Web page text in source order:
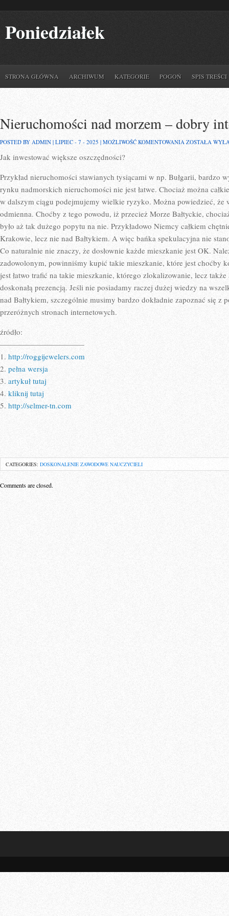
Poniedziałek
STRONA GŁÓWNA ARCHIWUM KATEGORIE POGOŃ SPIS TREŚCI
Nieruchomości nad morzem – dobry
POSTED BY ADMIN | LIPIEC - 7 - 2025 | MOŻLIWOŚĆ KOMENTOWANIA
INTERES?
ZOSTAŁA
Jak inwestować większe oszczędności?
Przykład nieruchomości stawianych tysiącami w np. Bułgarii, bardzo
rynku nadmorskich nieruchomości nie jest łatwe. Chociaż można
w dalszym ciągu podejmujemy wielkie ryzyko. Można powiedzieć, że
odmienna. Choćby z tego powodu, iż przecież Morze Bałtyckie,
było aż tak dużego popytu na nie. Przykładowo Niemcy całkiem
Krakowie, lecz nie nad Bałtykiem. A więc bańka spekulacyjna nie
Co naturalnie nie znaczy, że dosłownie każde mieszkanie jest OK.
zadowolonym, powinniśmy kupić takie mieszkanie, które jest choćby
jest łatwo trafić na takie mieszkanie, którego zlokalizowanie, lecz
doskonałą prezencją. Jeśli nie posiadamy raczej dużej wiedzy na
nad Bałtykiem, szczególnie musimy bardzo dokładnie zapoznać się z
przeróżnych stronach internetowych.
źródło:
———————————
1. http://roggijewelers.com
2. pełna wersja
3. artykuł tutaj
4. kliknij tutaj
5. http://selmer-tn.com
CATEGORIES: DOSKONALENIE ZAWODOWE NAUCZYCIELI
Comments are closed.